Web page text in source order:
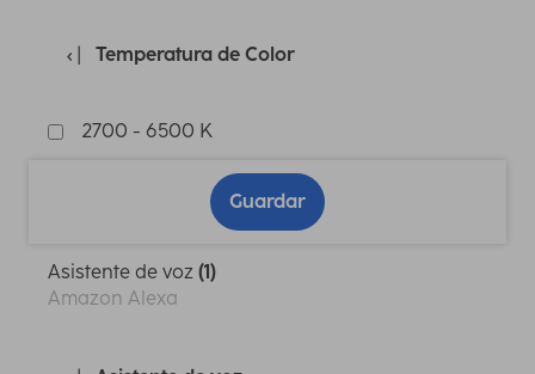
Temperatura de Color
2700 - 6500 K
Guardar
Asistente de voz (1)
Amazon Alexa